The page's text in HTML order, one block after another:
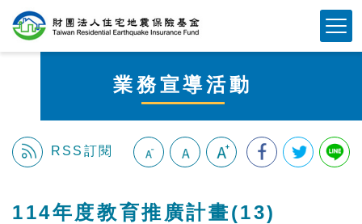
業務宣導活動
RSS訂閱
114年度教育推廣計畫(13)